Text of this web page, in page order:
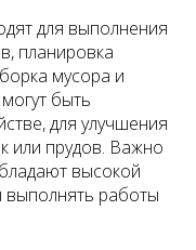
для выполнения
планировка
мусора и
быть
для улучшения
или прудов. Важно
высокой
работы